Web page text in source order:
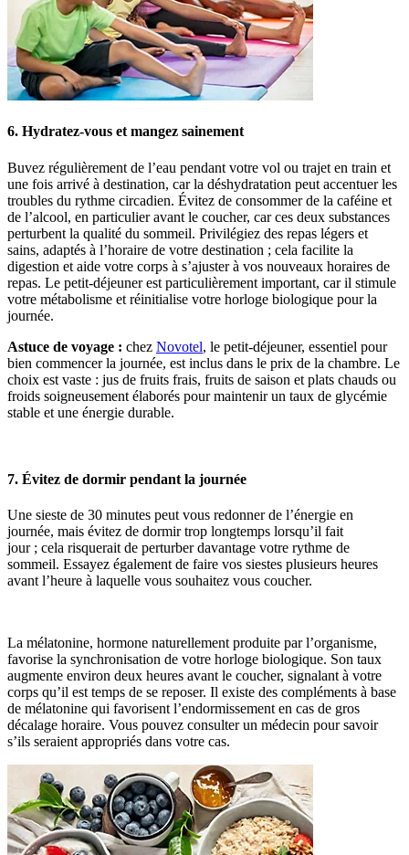
6. Hydratez-vous et mangez sainement
Buvez régulièrement de l’eau pendant votre vol ou trajet en train et
une fois arrivé à destination, car la déshydratation peut accentuer les
troubles du rythme circadien. Évitez de consommer de la caféine et
de l’alcool, en particulier avant le coucher, car ces deux substances
perturbent la qualité du sommeil. Privilégiez des repas légers et
sains, adaptés à l’horaire de votre destination ; cela facilite la
digestion et aide votre corps à s’ajuster à vos nouveaux horaires de
repas. Le petit-déjeuner est particulièrement important, car il stimule
votre métabolisme et réinitialise votre horloge biologique pour la
journée.
Astuce de voyage : chez Novotel, le petit-déjeuner, essentiel pour
bien commencer la journée, est inclus dans le prix de la chambre. Le
choix est vaste : jus de fruits frais, fruits de saison et plats chauds ou
froids soigneusement élaborés pour maintenir un taux de glycémie
stable et une énergie durable.
7. Évitez de dormir pendant la journée
Une sieste de 30 minutes peut vous redonner de l’énergie en
journée, mais évitez de dormir trop longtemps lorsqu’il fait
jour ; cela risquerait de perturber davantage votre rythme de
sommeil. Essayez également de faire vos siestes plusieurs heures
avant l’heure à laquelle vous souhaitez vous coucher.
La mélatonine, hormone naturellement produite par l’organisme,
favorise la synchronisation de votre horloge biologique. Son taux
augmente environ deux heures avant le coucher, signalant à votre
corps qu’il est temps de se reposer. Il existe des compléments à base
de mélatonine qui favorisent l’endormissement en cas de gros
décalage horaire. Vous pouvez consulter un médecin pour savoir
s’ils seraient appropriés dans votre cas.